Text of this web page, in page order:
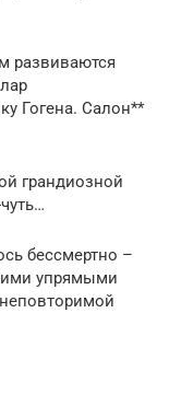
развиваются
Гогена. Салон**
грандиозной
бессмертно –
упрямыми